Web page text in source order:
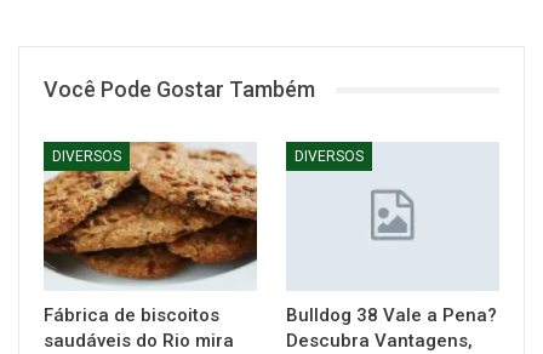
Você Pode Gostar Também
DIVERSOS
Fábrica de biscoitos
saudáveis do Rio mira
DIVERSOS
Bulldog 38 Vale a Pena?
Descubra Vantagens,